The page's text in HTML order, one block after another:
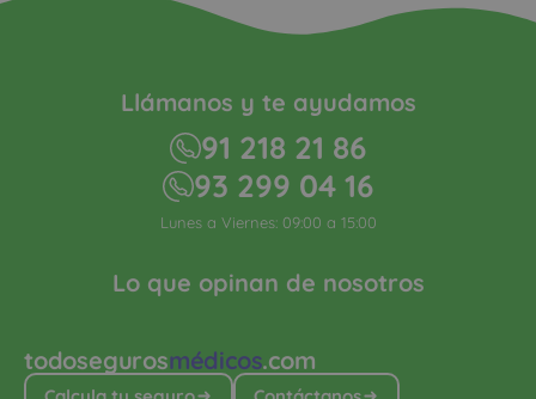
todosegurosmédicos.com
Lo que opinan de nosotros
Llámanos y te ayudamos
91 218 21 86
93 299 04 16
Lunes a Viernes: 09:00 a 15:00